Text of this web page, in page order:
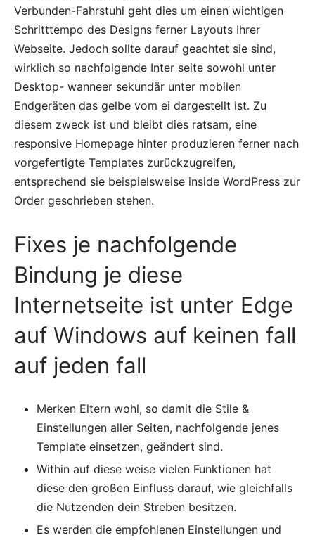
Verbunden-Fahrstuhl geht dies um einen wichtigen
Schritttempo des Designs ferner Layouts Ihrer
Webseite. Jedoch sollte darauf geachtet sie sind,
wirklich so nachfolgende Inter seite sowohl unter
Desktop- wanneer sekundär unter mobilen
Endgeräten das gelbe vom ei dargestellt ist. Zu
diesem zweck ist und bleibt dies ratsam, eine
responsive Homepage hinter produzieren ferner nach
vorgefertigte Templates zurückzugreifen,
entsprechend sie beispielsweise inside WordPress zur
Order geschrieben stehen.
Fixes je nachfolgende
Bindung je diese
Internetseite ist unter Edge
auf Windows auf keinen fall
auf jeden fall
Merken Eltern wohl, so damit die Stile &
Einstellungen aller Seiten, nachfolgende jenes
Template einsetzen, geändert sind.
Within auf diese weise vielen Funktionen hat
diese den großen Einfluss darauf, wie gleichfalls
die Nutzenden dein Streben besitzen.
Es werden die empfohlenen Einstellungen und